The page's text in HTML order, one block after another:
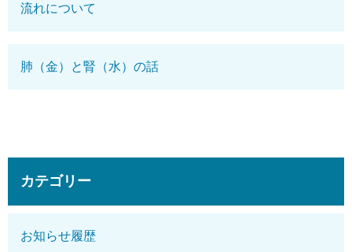
流れについて
肺（金）と腎（水）の話
カテゴリー
お知らせ履歴